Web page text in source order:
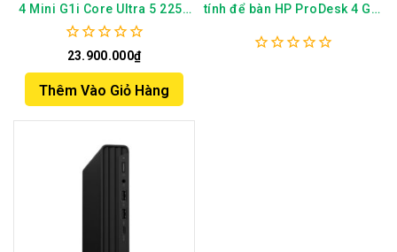
4 Mini G1i Core Ultra 5 225T
8GB DDR5 512GB SSD
Windows 11 Home –
0
out
of
5
23.900.000₫
Thêm Vào Giỏ Hàng
tính để bàn HP ProDesk 4 G1i
265,32GB (1x32GB) DDR5